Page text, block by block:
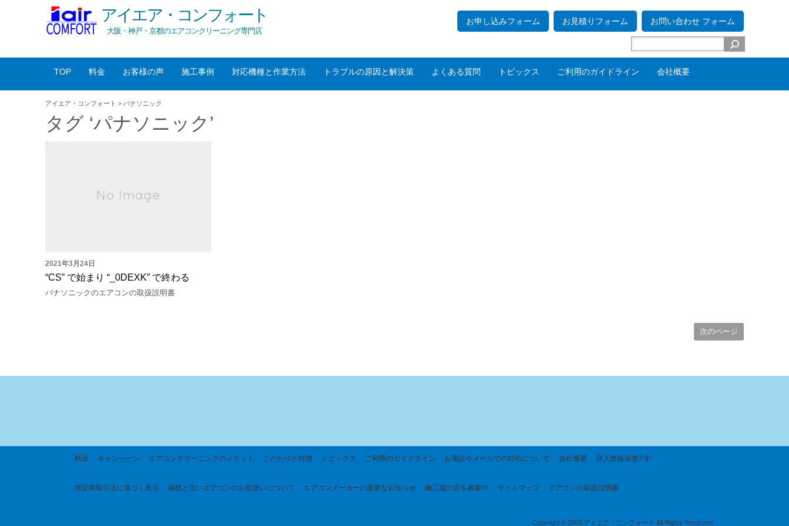
アイエア・コンフォート
大阪・神戸・京都のエアコンクリーニング専門店
お申し込みフォーム お見積りフォーム お問い合わせ フォーム
TOP 料金 お客様の声 施工事例 対応機種と作業方法 トラブルの原因と解決策 よくある質問 トピックス ご利用のガイドライン 会社概要
アイエア・コンフォート > パナソニック
タグ ‘パナソニック’
2021年3月24日
“CS” で始まり “_0DEXK” で終わる
パナソニックのエアコンの取扱説明書
次のページ
料金 キャンペーン エアコンクリーニングのメリット こだわりと特徴 トピックス ご利用のガイドライン お電話やメールでの対応について 会社概要 個人情報保護方針
特定商取引法に基づく 表示 補償と古いエアコンのお取扱いについて エアコンメーカーの重要なお知らせ 施工協力店を募集中 サイトマップ エアコンの取扱説明書
Copyright © 2003 アイエア・コンフォート All Rights Reserved.